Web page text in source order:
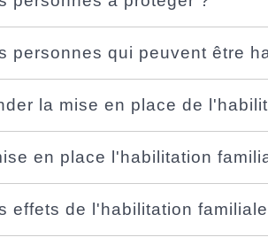
personnes qui peuvent être
la mise en place de
en place l'habilitation
effets de l'habilitation